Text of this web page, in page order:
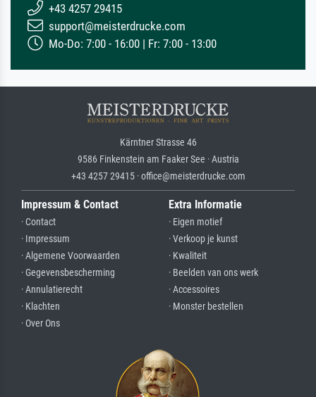
+43 4257 29415
support@meisterdrucke.com
Mo-Do: 7:00 - 16:00 | Fr: 7:00 - 13:00
Kärntner Strasse 46
9586 Finkenstein am Faaker See · Austria
+43 4257 29415 · office@meisterdrucke.com
Impressum & Contact
· Contact
· Impressum
· Algemene Voorwaarden
· Gegevensbescherming
· Annulatierecht
· Klachten
· Over Ons
Extra Informatie
· Eigen motief
· Verkoop je kunst
· Kwaliteit
· Beelden van ons werk
· Accessoires
· Monster bestellen